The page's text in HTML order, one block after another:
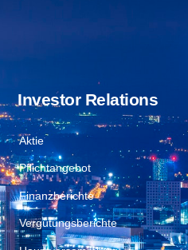
Investor Relations
Aktie
Pflichtangebot
Finanzberichte
Vergütungsberichte